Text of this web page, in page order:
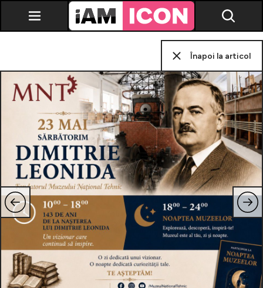
Vedete
Breaking news
Evenimente
Emisiuni TV
Horoscop
Lifestyle
Înapoi la articol